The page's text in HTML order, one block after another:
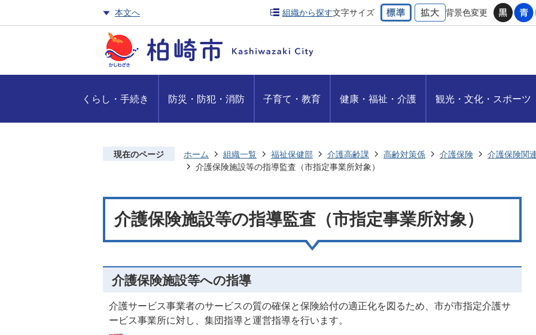
本文へ 組織から探す文字サイズ 背景色変更
くらし・手続き 防災・防犯・消防 子育て・教育 健康・福祉・介護 観光・文化・スポーツ
現在のページ ホーム 組織一覧 福祉保健部 介護高齢課 高齢対策係 介護保険
介護保険関
介護保険施設等の指導監査（市指定事業所対象）
介護保険施設等の指導監査（市指定事業所対象）
介護保険施設等への指導
介護サービス事業者のサービスの質の確保と保険給付の適正化を図るため、市が市指定介護サ
ービス事業所に対し、集団指導と運営指導を行います。